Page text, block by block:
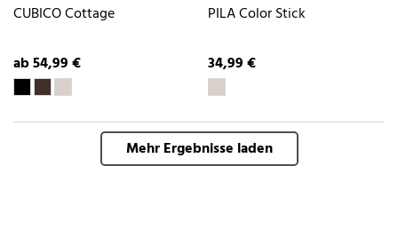
CUBICO Cottage
ab 54,99 €
PILA Color Stick
34,99 €
Mehr Ergebnisse laden